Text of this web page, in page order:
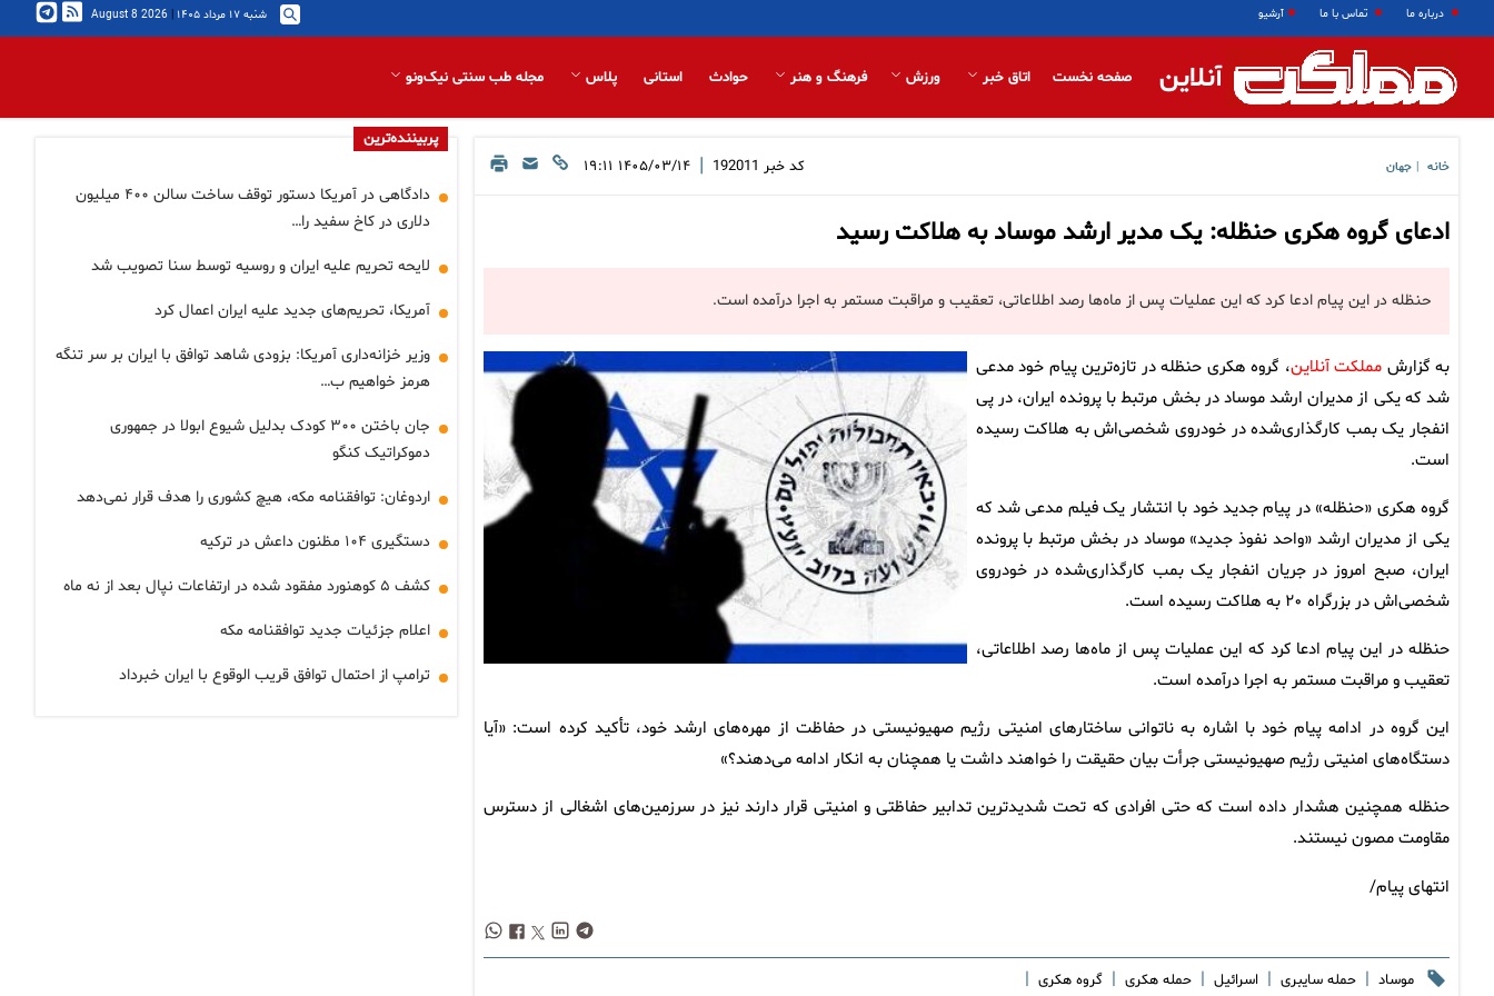
درباره ما تماس با ما آرشیو شنبه ۱۷ مرداد ۱۴۰۵ |
2026 August 8
آنلاین صفحه نخست اتاق خبر ورزش فرهنگ و هنر حوادث استانی پلاس مجله طب سنتی نیک‌ونو
خانه جهان کد خبر 192011
| ۱۴۰۵/۰۳/۱۴ ۱۹:۱۱
ادعای گروه هکری حنظله: یک مدیر ارشد موساد به هلاکت رسید
حنظله در این پیام ادعا کرد که این عملیات پس از ماه‌ها رصد اطلاعاتی، تعقیب و مراقبت مستمر به اجرا درآمده است.
به گزارش مملکت آنلاین، گروه هکری حنظله در تازه‌ترین پیام خود مدعی
شد که یکی از مدیران ارشد موساد در بخش مرتبط با پرونده ایران، در پی
انفجار یک بمب کارگذاری‌شده در خودروی شخصی‌اش به هلاکت رسیده
است.
گروه هکری «حنظله» در پیام جدید خود با انتشار یک فیلم مدعی شد که
یکی از مدیران ارشد «واحد نفوذ جدید» موساد در بخش مرتبط با پرونده
ایران، صبح امروز در جریان انفجار یک بمب کارگذاری‌شده در خودروی
شخصی‌اش در بزرگراه ۲۰ به هلاکت رسیده است.
حنظله در این پیام ادعا کرد که این عملیات پس از ماه‌ها رصد اطلاعاتی،
تعقیب و مراقبت مستمر به اجرا درآمده است.
این گروه در ادامه پیام خود با اشاره به ناتوانی ساختارهای امنیتی رژیم صهیونیستی در حفاظت از مهره‌های ارشد خود، تأکید کرده است: «آیا
دستگاه‌های امنیتی رژیم صهیونیستی جرأت بیان حقیقت را خواهند داشت یا همچنان به انکار ادامه می‌دهند؟»
حنظله همچنین هشدار داده است که حتی افرادی که تحت شدیدترین تدابیر حفاظتی و امنیتی قرار دارند نیز در سرزمین‌های اشغالی از دسترس
مقاومت مصون نیستند.
انتهای پیام/
موساد | حمله سایبری | اسرائیل | حمله هکری | گروه هکری |
پربیننده‌ترین
دادگاهی در آمریکا دستور توقف ساخت سالن ۴۰۰ میلیون
دلاری در کاخ سفید را…
لایحه تحریم علیه ایران و روسیه توسط سنا تصویب شد
آمریکا، تحریم‌های جدید علیه ایران اعمال کرد
وزیر خزانه‌داری آمریکا: بزودی شاهد توافق با ایران بر سر تنگه
هرمز خواهیم ب…
جان باختن ۳۰۰ کودک بدلیل شیوع ابولا در جمهوری
دموکراتیک کنگو
اردوغان: توافقنامه مکه، هیچ کشوری را هدف قرار نمی‌دهد
دستگیری ۱۰۴ مظنون داعش در ترکیه
کشف ۵ کوهنورد مفقود شده در ارتفاعات نپال بعد از نه ماه
اعلام جزئیات جدید توافقنامه مکه
ترامپ از احتمال توافق قریب الوقوع با ایران خبرداد